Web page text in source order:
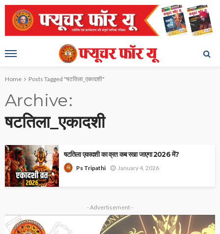
Home Posts Tagged "षटतिला_एकादशी"
Archive
षटतिला_एकादशी
षटतिला एकादशी का व्रत कब रखा जाएगा 2026 में?
Ps Tripathi January 4, 2026
- Advertisement -